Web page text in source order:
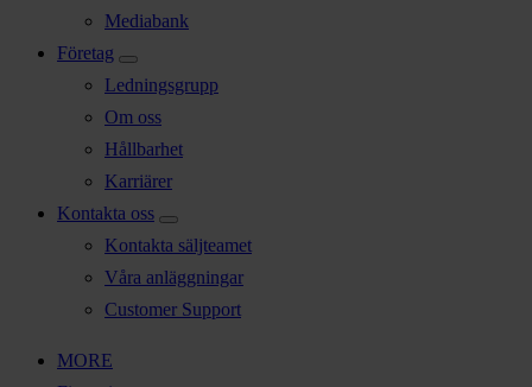
Mediabank
Företag
Ledningsgrupp
Om oss
Hållbarhet
Karriärer
Kontakta oss
Kontakta säljteamet
Våra anläggningar
Customer Support
MORE